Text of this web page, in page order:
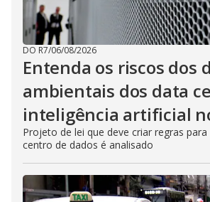
DO R7/06/08/2026
Entenda os riscos dos
ambientais dos data
inteligência artificial
Projeto de lei que deve criar regras
centro de dados é analisado